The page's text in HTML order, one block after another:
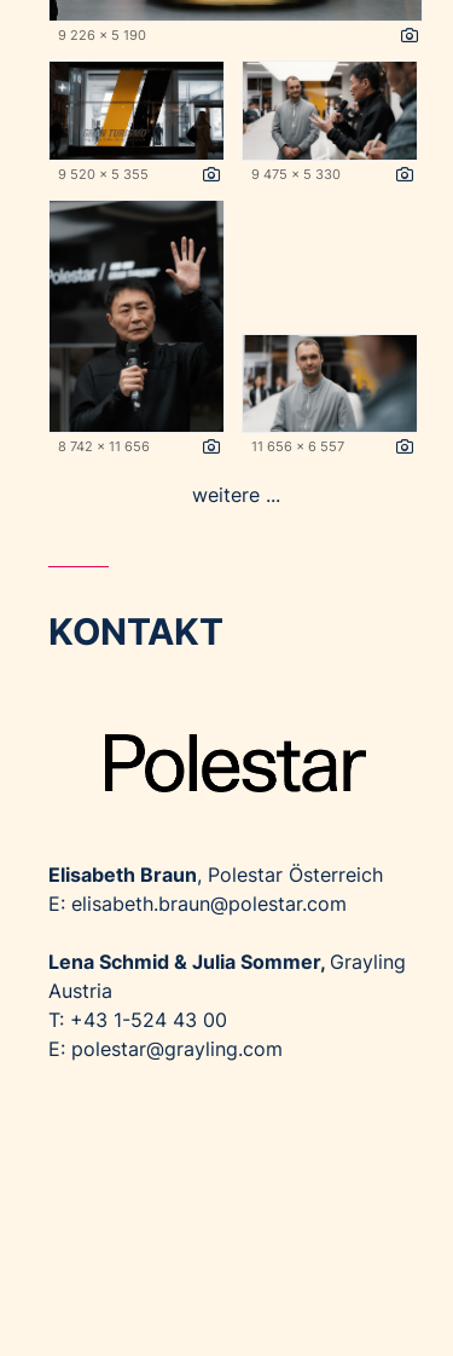
9 226 x 5 190
9 520 x 5 355 9 475 x 5 330
8 742 x 11 656 11 656 x 6 557
weitere ...
KONTAKT
Elisabeth Braun, Polestar Österreich
E: elisabeth.braun@polestar.com
Lena Schmid & Julia Sommer, Grayling
Austria
T: +43 1-524 43 00
E: polestar@grayling.com